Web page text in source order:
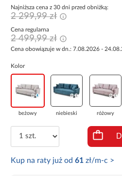
Najniższa cena z 30 dni przed obniżką:
2 299,99 zł
Cena regularna
2 499,99 zł
Cena obowiązuje w dn.: 7.08.2026 -
Kolor
beżowy niebieski różowy
Kup na raty już od61 zł/m-c >